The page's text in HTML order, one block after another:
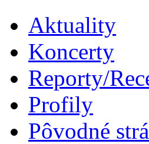
Aktuality
Koncerty
Reporty/
Profily
Pôvodné